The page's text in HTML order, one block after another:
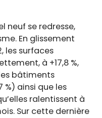
neuf se redresse,
En glissement
les surfaces
à +17,8 %,
bâtiments
%) ainsi que les
ralentissent à
Sur cette dernière